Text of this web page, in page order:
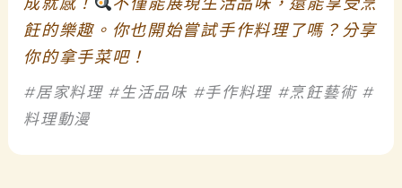
飪的樂趣。你也開始嘗試手作料理了嗎？分享
你的拿手菜吧！
#居家料理 #生活品味 #手作料理 #烹飪藝術 #
料理動漫